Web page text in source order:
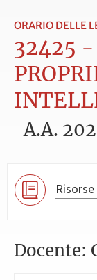
ORARIO DELLE
32425
A.A.
Docente: